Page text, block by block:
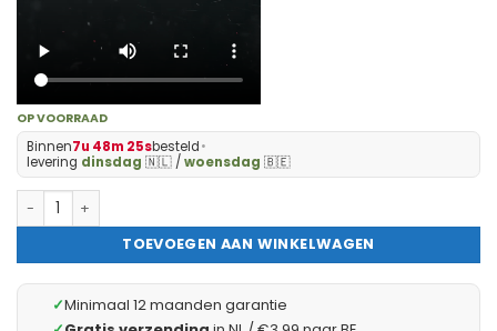
OP VOORRAAD
Binnen7u 48m 24sbesteld•
levering dinsdag 🇳🇱 /woensdag 🇧🇪
FAHRENHEIT - Heteluchtpistolen - Professioneel
TOEVOEGEN AAN WINKELWAGEN
✓Minimaal 12 maanden garantie